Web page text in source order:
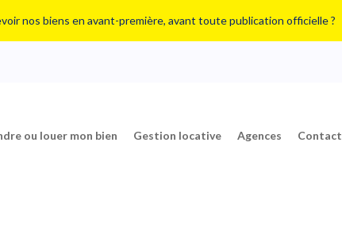
nos biens en avant-première, avant toute publication officielle ?
ou louer mon bien Gestion locative Agences Contact